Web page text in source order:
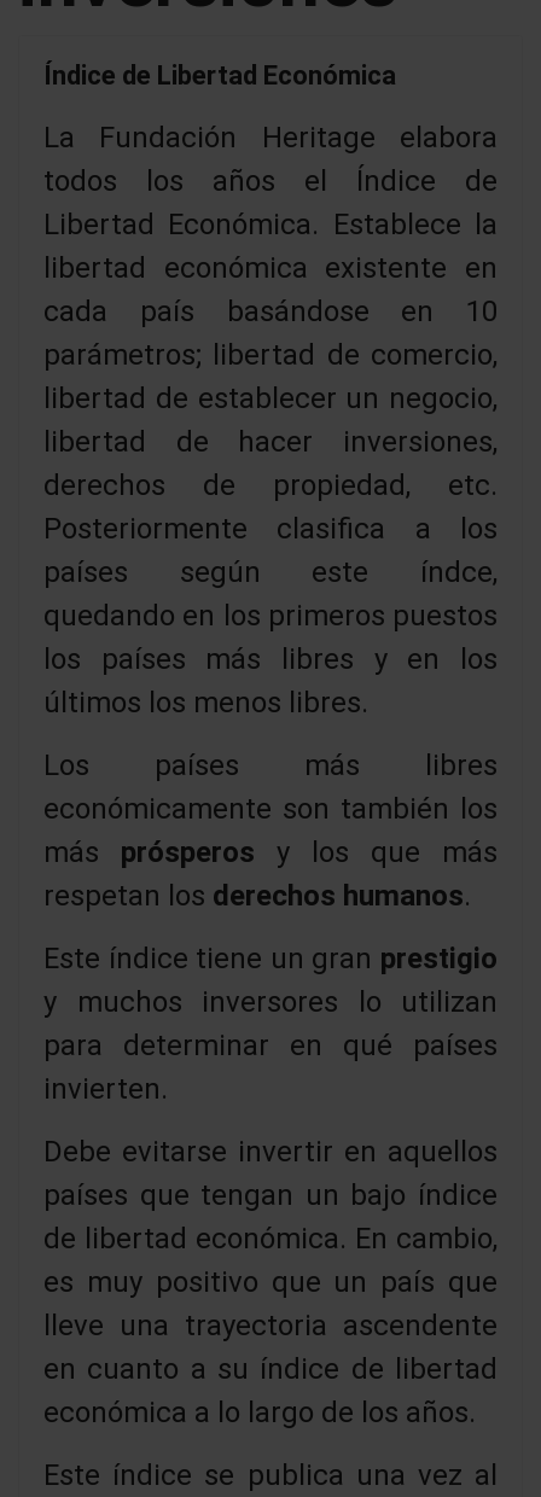
Índice de Libertad Económica
La Fundación Heritage elabora
todos los años el Índice de
Libertad Económica. Establece la
libertad económica existente en
cada país basándose en 10
parámetros; libertad de comercio,
libertad de establecer un negocio,
libertad de hacer inversiones,
derechos de propiedad, etc.
Posteriormente clasifica a los
países según este índce,
quedando en los primeros puestos
los países más libres y en los
últimos los menos libres.
Los países más libres
económicamente son también los
más prósperos y los que más
respetan los derechos humanos.
Este índice tiene un gran prestigio
y muchos inversores lo utilizan
para determinar en qué países
invierten.
Debe evitarse invertir en aquellos
países que tengan un bajo índice
de libertad económica. En cambio,
es muy positivo que un país que
lleve una trayectoria ascendente
en cuanto a su índice de libertad
económica a lo largo de los años.
Este índice se publica una vez al